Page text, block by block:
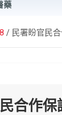
藥
民署盼官民
合作保